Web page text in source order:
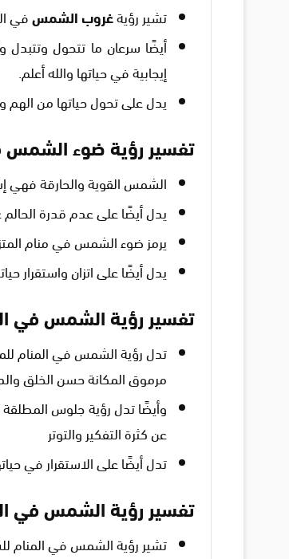
تشير رؤيةغروب الشمسفي
أيضًا سرعان ما تتحول
إيجابية في حياتها والله أعلم.
يدل على تحول حياتها من الهم
تفسير رؤية ضوء الشمس
الشمس القوية والحارقة فهي
يدل أيضًا على عدم قدرة الحالم
يرمز ضوء الشمس في منام
يدل أيضًا على اتزان واستقرار
تفسير رؤية الشمس في
تدل رؤية الشمس في المنام
مرموق المكانة حسن الخلق
وأيضًا تدل رؤية جلوس
عن كثرة التفكير والتوتر
تدل أيضًا على الاستقرار في
تفسير رؤية الشمس في
تشير رؤية الشمس في المنام